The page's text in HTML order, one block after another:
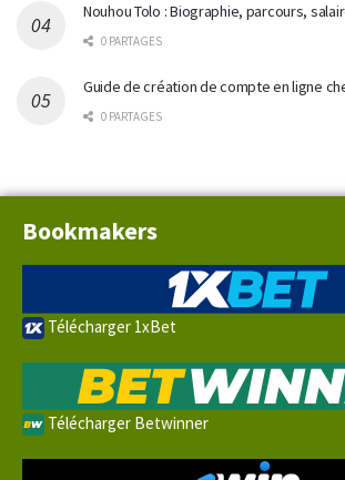
Nouhou Tolo : Biographie, parcours,
0 PARTAGES
Guide de création de compte en ligne
0 PARTAGES
Bookmakers
Télécharger 1xBet
Télécharger Betwinner